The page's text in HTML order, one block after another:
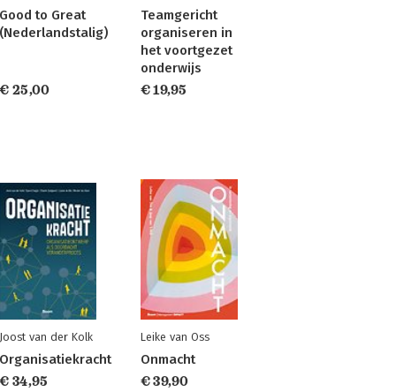
Good to Great
(Nederlandstalig)
€ 25,00
Teamgericht
organiseren in
het voortgezet
onderwijs
€ 19,95
Joost van der Kolk
Organisatiekracht
€ 34,95
Leike van Oss
Onmacht
€ 39,90